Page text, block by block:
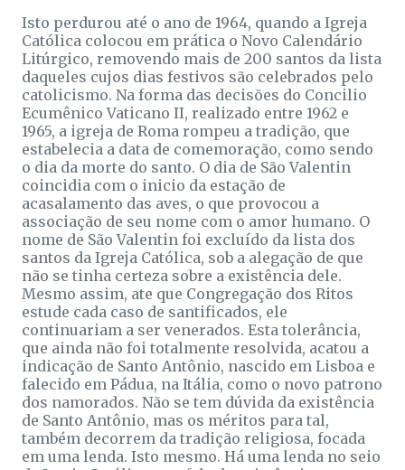
Isto perdurou até o ano de 1964, quando a Igreja
Católica colocou em prática o Novo Calendário
Litúrgico, removendo mais de 200 santos da lista
daqueles cujos dias festivos são celebrados pelo
catolicismo. Na forma das decisões do Concilio
Ecumênico Vaticano II, realizado entre 1962 e
1965, a igreja de Roma rompeu a tradição, que
estabelecia a data de comemoração, como sendo
o dia da morte do santo. O dia de São Valentin
coincidia com o inicio da estação de
acasalamento das aves, o que provocou a
associação de seu nome com o amor humano. O
nome de São Valentin foi excluído da lista dos
santos da Igreja Católica, sob a alegação de que
não se tinha certeza sobre a existência dele.
Mesmo assim, ate que Congregação dos Ritos
estude cada caso de santificados, ele
continuariam a ser venerados. Esta tolerância,
que ainda não foi totalmente resolvida, acatou a
indicação de Santo Antônio, nascido em Lisboa e
falecido em Pádua, na Itália, como o novo patrono
dos namorados. Não se tem dúvida da existência
de Santo Antônio, mas os méritos para tal,
também decorrem da tradição religiosa, focada
em uma lenda. Isto mesmo. Há uma lenda no seio